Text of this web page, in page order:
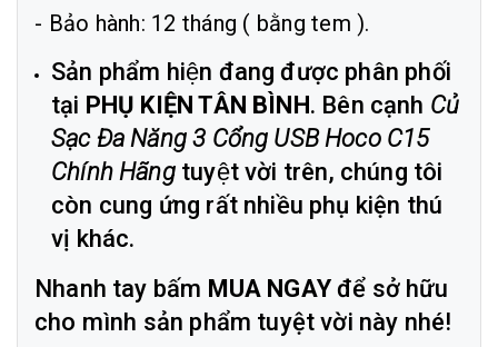
- Bảo hành: 12 tháng ( bằng tem ).
Sản phẩm hiện đang được phân phối
tại PHỤ KIỆN TÂN BÌNH. Bên cạnh Củ
Sạc Đa Năng 3 Cổng USB Hoco C15
Chính Hãngtuyệt vời trên, chúng tôi
còn cung ứng rất nhiều phụ kiện thú
vị khác.
Nhanh tay bấm MUA NGAYđể sở hữu
cho mình sản phẩm tuyệt vời này nhé!